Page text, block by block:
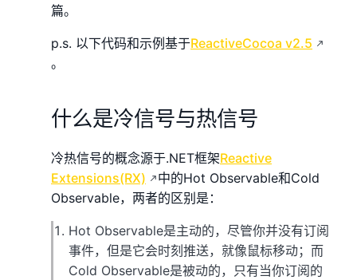
篇。
p.s. 以下代码和示例基于ReactiveCocoa v2.5
。
什么是冷信号与热信号
冷热信号的概念源于.NET框架Reactive
Extensions(RX)
中的Hot Observable和Cold
Observable，两者的区别是：
Hot Observable是主动的，尽管你并没有订阅
事件，但是它会时刻推送，就像鼠标移动；而
Cold Observable是被动的，只有当你订阅的